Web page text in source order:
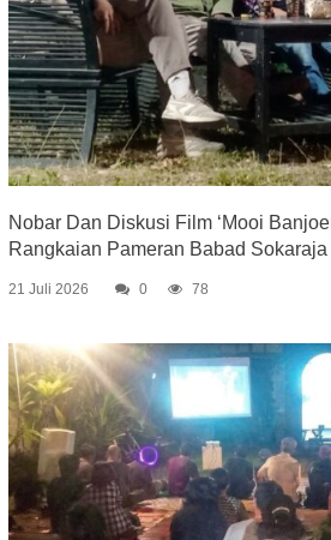
Nobar Dan Diskusi Film ‘Mooi
Rangkaian Pameran Babad
21 Juli 2026 0 78